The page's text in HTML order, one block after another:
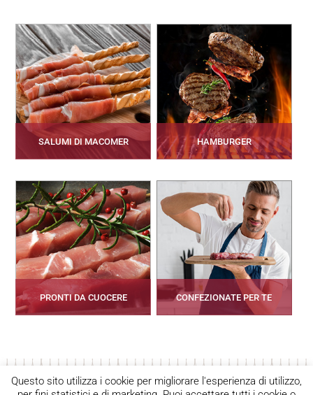
SALUMI DI MACOMER HAMBURGER
PRONTI DA CUOCERE CONFEZIONATE PER TE
Contatti Privacy Policy Seguici
Questo sito utilizza i cookie per migliorare l'esperienza di utilizzo,